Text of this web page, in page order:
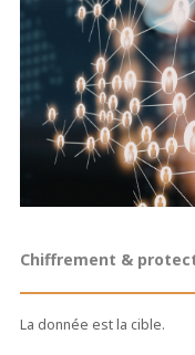
Chiffrement &
La donnée est la cible.